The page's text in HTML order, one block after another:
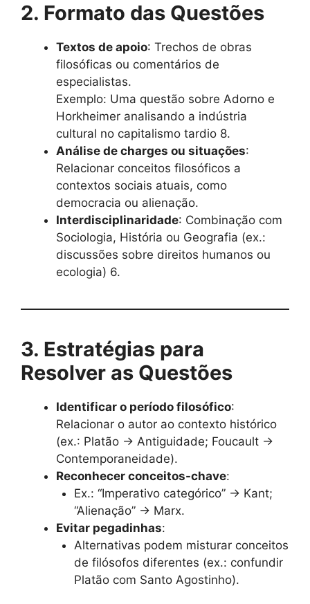
2. Formato das Questões
Textos de apoio: Trechos de obras
filosóficas ou comentários de
especialistas.
Exemplo: Uma questão sobre Adorno e
Horkheimer analisando a indústria
cultural no capitalismo tardio 8.
Análise de charges ou situações:
Relacionar conceitos filosóficos a
contextos sociais atuais, como
democracia ou alienação.
Interdisciplinaridade: Combinação com
Sociologia, História ou Geografia (ex.:
discussões sobre direitos humanos ou
ecologia) 6.
3. Estratégias para
Resolver as Questões
Identificar o período filosófico:
Relacionar o autor ao contexto histórico
(ex.: Platão → Antiguidade; Foucault →
Contemporaneidade).
Reconhecer conceitos-chave:
Ex.: “Imperativo categórico” → Kant;
“Alienação” → Marx.
Evitar pegadinhas:
Alternativas podem misturar conceitos
de filósofos diferentes (ex.: confundir
Platão com Santo Agostinho).